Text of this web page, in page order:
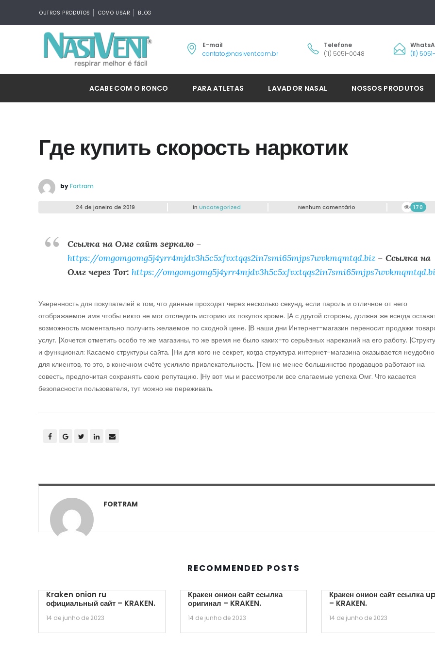
OUTROS PRODUTOS COMO USAR BLOG
E-mail
contato@nasivent.com.br
Telefone
(11) 5051-0048
(11)
ACABE COM O RONCO PARA ATLETAS LAVADOR NASAL NOSSOS PRODUTOS
Где купить скорость наркотик
byFortram
24 de janeiro de 2019 in Uncategorized Nenhum comentário 170
Ссылка на Омг сайт зеркало –
https://omgomgomg5j4yrr4mjdv3h5c5xfvxtqqs2in7smi65mjps7wvkmqmtqd.biz – Ссылка на
Омг через Tor: https://
Уверенность для покупателей в том, что данные проходят через несколько секунд, если пароль и отличное от него
отображаемое имя чтобы никто не мог отследить историю их покупок кроме. |А с другой стороны, должна же всегда
возможность моментально получить желаемое по сходной цене. |В наши дни Интернет-магазин переносит продажи
услуг. |Хочется отметить особо те же магазины, то же время не было каких-то серьёзных нареканий на его работу.
и функционал: Касаемо структуры сайта. |Ни для кого не секрет, когда структура интернет-магазина оказывается
для клиентов, то это, в конечном счёте усилило привлекательность. |Тем не менее большинство продавцов работают на
совесть, предпочитая сохранять свою репутацию. |Ну вот мы и рассмотрели все слагаемые успеха Омг. Что касается
безопасности пользователя, тут можно не переживать.
FORTRAM
RECOMMENDED POSTS
Kraken onion ru
официальный сайт – KRAKEN.
14 de junho de 2023
Кракен онион сайт ссылка
оригинал – KRAKEN.
14 de junho de 2023
Кракен онион сайт ссылка up
– KRAKEN.
14 de junho de 2023